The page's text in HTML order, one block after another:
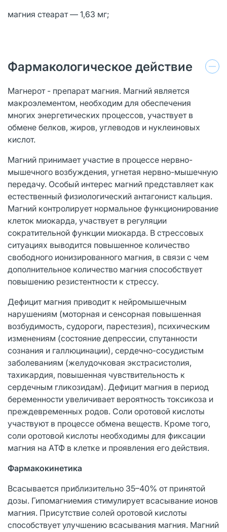
магния стеарат — 1,63 мг;
Фармакологическое действие
Магнерот - препарат магния. Магний является
макроэлементом, необходим для обеспечения
многих энергетических процессов, участвует в
обмене белков, жиров, углеводов и нуклеиновых
кислот.
Магний принимает участие в процессе нервно-
мышечного возбуждения, угнетая нервно-мышечную
передачу. Особый интерес магний представляет как
естественный физиологический антагонист кальция.
Магний контролирует нормальное функционирование
клеток миокарда, участвует в регуляции
сократительной функции миокарда. В стрессовых
ситуациях выводится повышенное количество
свободного ионизированного магния, в связи с чем
дополнительное количество магния способствует
повышению резистентности к стрессу.
Дефицит магния приводит к нейромышечным
нарушениям (моторная и сенсорная повышенная
возбудимость, судороги, парестезия), психическим
изменениям (состояние депрессии, спутанности
сознания и галлюцинации), сердечно-сосудистым
заболеваниям (желудочковая экстрасистолия,
тахикардия, повышенная чувствительность к
сердечным гликозидам). Дефицит магния в период
беременности увеличивает вероятность токсикоза и
преждевременных родов. Соли оротовой кислоты
участвуют в процессе обмена веществ. Кроме того,
соли оротовой кислоты необходимы для фиксации
магния на АТФ в клетке и проявления его действия.
Фармакокинетика
Всасывается приблизительно 35–40% от принятой
дозы. Гипомагниемия стимулирует всасывание ионов
магния. Присутствие солей оротовой кислоты
способствует улучшению всасывания магния. Магний